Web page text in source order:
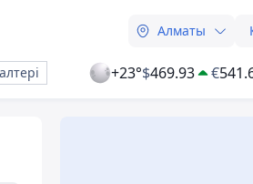
Алматы
+23°$469.93 €